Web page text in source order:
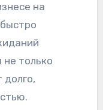
на
не только
долго,